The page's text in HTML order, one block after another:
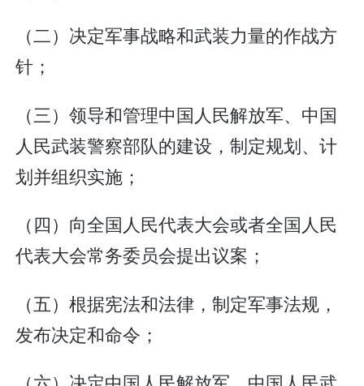
（二）决定军事战略和武装力量的作战方
针；
（三）领导和管理中国人民解放军、中国
人民武装警察部队的建设，制定规划、计
划并组织实施；
（四）向全国人民代表大会或者全国人民
代表大会常务委员会提出议案；
（五）根据宪法和法律，制定军事法规，
发布决定和命令；